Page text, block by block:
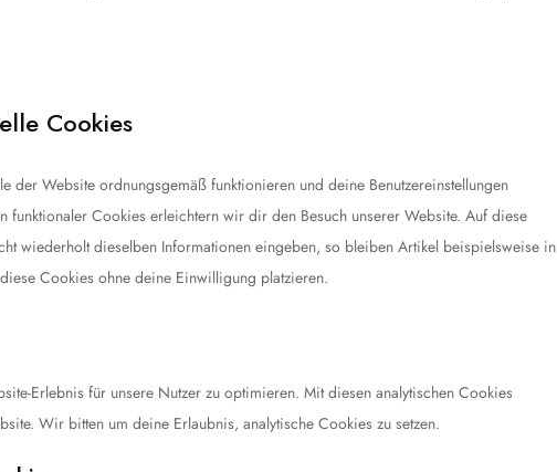
Cookies
der Website ordnungsgemäß funktionieren und deine Benutzereinstellungen
funktionaler Cookies erleichtern wir dir den Besuch unserer Website. Auf diese
wiederholt dieselben Informationen eingeben, so bleiben Artikel beispielsweise in
Cookies ohne deine Einwilligung platzieren.
Erlebnis für unsere Nutzer zu optimieren. Mit diesen analytischen Cookies
Wir bitten um deine Erlaubnis, analytische Cookies zu setzen.